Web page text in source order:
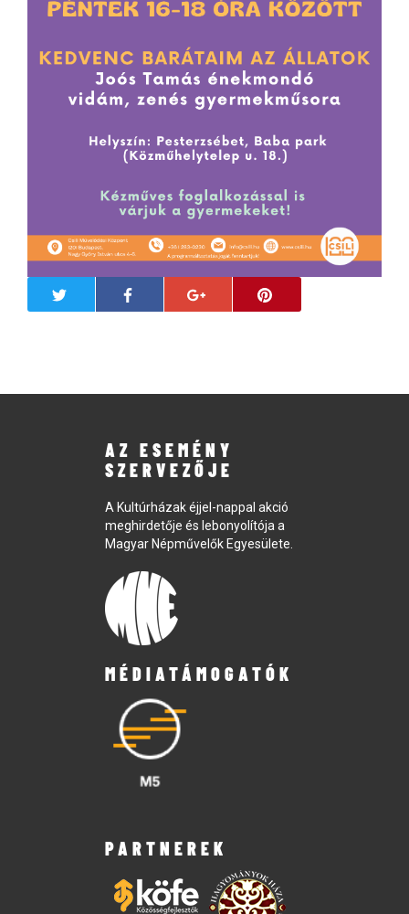
AZ ESEMÉNY
SZERVEZŐJE
A Kultúrházak éjjel-nappal akció
meghirdetője és lebonyolítója a
Magyar Népművelők Egyesülete.
MÉDIATÁMOGATÓK
PARTNEREK